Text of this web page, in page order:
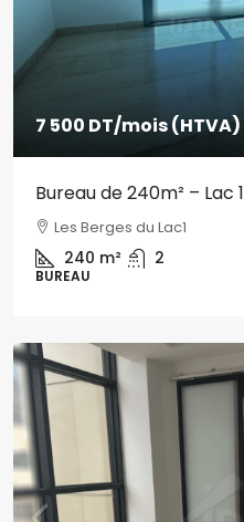
7 500 DT/mois (HTVA)
Bureau de 240m² – Lac 1
Les Berges du Lac1
240 m² 2
BUREAU